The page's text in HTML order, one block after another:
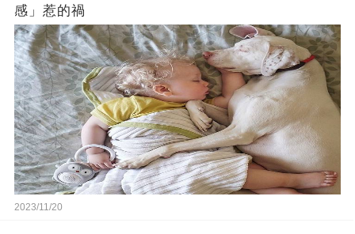
感」惹的禍
2023/11/20